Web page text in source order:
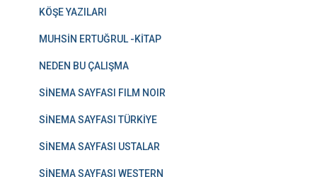
KÖŞE YAZILARI
MUHSİN ERTUĞRUL -KİTAP
NEDEN BU ÇALIŞMA
SİNEMA SAYFASI FILM NOIR
SİNEMA SAYFASI TÜRKİYE
SİNEMA SAYFASI USTALAR
SİNEMA SAYFASI WESTERN